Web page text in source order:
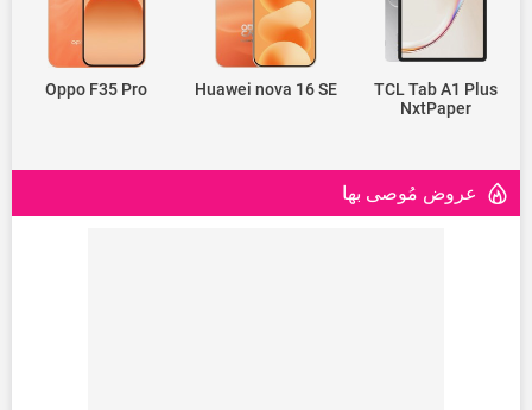
TCL Tab A1 Plus
NxtPaper
Huawei nova 16 SE
Oppo F35 Pro
عروض مُوصى بها